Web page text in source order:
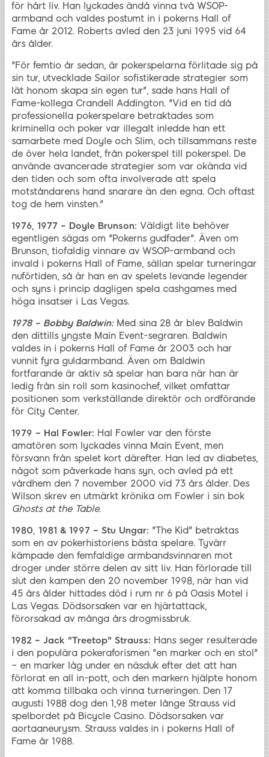
för hårt liv. Han lyckades ändå vinna två WSOP-
armband och valdes postumt in i pokerns Hall of
Fame år 2012. Roberts avled den 23 juni 1995 vid 64
års ålder.
"För femtio år sedan, är pokerspelarna förlitade sig på
sin tur, utvecklade Sailor sofistikerade strategier som
lät honom skapa sin egen tur", sade hans Hall of
Fame-kollega Crandell Addington. "Vid en tid då
professionella pokerspelare betraktades som
kriminella och poker var illegalt inledde han ett
samarbete med Doyle och Slim, och tillsammans reste
de över hela landet, från pokerspel till pokerspel. De
använde avancerade strategier som var okända vid
den tiden och som ofta involverade att spela
motståndarens hand snarare än den egna. Och oftast
tog de hem vinsten."
1976, 1977 – Doyle Brunson: Väldigt lite behöver
egentligen sägas om "Pokerns gudfader". Även om
Brunson, tiofaldig vinnare av WSOP-armband och
invald i pokerns Hall of Fame, sällan spelar turneringar
nuförtiden, så är han en av spelets levande legender
och syns i princip dagligen spela cashgames med
höga insatser i Las Vegas.
1978 – Bobby Baldwin: Med sina 28 år blev Baldwin
den dittills yngste Main Event-segraren. Baldwin
valdes in i pokerns Hall of Fame år 2003 och har
vunnit fyra guldarmband. Även om Baldwin
fortfarande är aktiv så spelar han bara när han är
ledig från sin roll som kasinochef, vilket omfattar
positionen som verkställande direktör och ordförande
för City Center.
1979 – Hal Fowler: Hal Fowler var den förste
amatören som lyckades vinna Main Event, men
försvann från spelet kort därefter. Han led av diabetes,
något som påverkade hans syn, och avled på ett
vårdhem den 7 november 2000 vid 73 års ålder. Des
Wilson skrev en utmärkt krönika om Fowler i sin bok
Ghosts at the Table.
1980, 1981 & 1997 – Stu Ungar: "The Kid" betraktas
som en av pokerhistoriens bästa spelare. Tyvärr
kämpade den femfaldige armbandsvinnaren mot
droger under större delen av sitt liv. Han förlorade till
slut den kampen den 20 november 1998, när han vid
45 års ålder hittades död i rum nr 6 på Oasis Motel i
Las Vegas. Dödsorsaken var en hjärtattack,
förorsakad av många års drogmissbruk.
1982 – Jack "Treetop" Strauss: Hans seger resulterade
i den populära pokeraforismen "en marker och en stol"
– en marker låg under en näsduk efter det att han
förlorat en all in-pott, och den markern hjälpte honom
att komma tillbaka och vinna turneringen. Den 17
augusti 1988 dog den 1,98 meter långe Strauss vid
spelbordet på Bicycle Casino. Dödsorsaken var
aortaaneurysm. Strauss valdes in i pokerns Hall of
Fame år 1988.